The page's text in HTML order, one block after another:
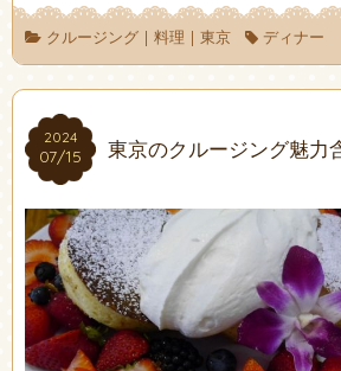
クルージング| 料理| 東京 ディナー
2024
07/15
2024
07/15 東京のクルージング魅力